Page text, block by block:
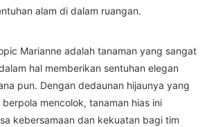
alam di dalam ruangan.
Marianne adalah tanaman yang sangat
hal memberikan sentuhan elegan
pun. Dengan dedaunan hijaunya yang
mencolok, tanaman hias ini
kebersamaan dan kekuatan bagi tim